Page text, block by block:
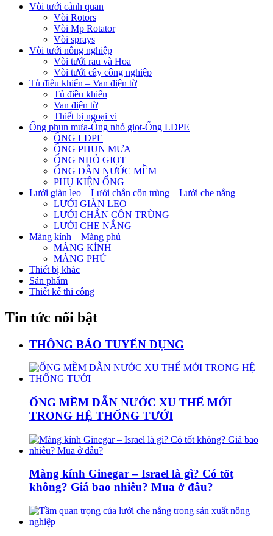
Vòi tưới cảnh quan
Vòi Rotors
Vòi Mp Rotator
Vòi sprays
Vòi tưới nông nghiệp
Vòi tưới rau và Hoa
Vòi tưới cây công nghiệp
Tủ điều khiển – Van điện từ
Tủ điều khiển
Van điện từ
Thiết bị ngoại vi
Ống phun mưa-Ống nhỏ giọt-Ống LDPE
ỐNG LDPE
ỐNG PHUN MƯA
ỐNG NHỎ GIỌT
ỐNG DẪN NƯỚC MỀM
PHỤ KIỆN ỐNG
Lưới giàn leo – Lưới chắn côn trùng – Lưới che nắng
LƯỚI GIÀN LEO
LƯỚI CHẮN CÔN TRÙNG
LƯỚI CHE NẮNG
Màng kính – Màng phủ
MÀNG KÍNH
MÀNG PHỦ
Thiết bị khác
Sản phẩm
Thiết kế thi công
Tin tức nổi bật
THÔNG BÁO TUYỂN DỤNG
ỐNG MỀM DẪN NƯỚC XU THẾ MỚI
TRONG HỆ THỐNG TƯỚI
Màng kính Ginegar – Israel là gì? Có tốt
không? Giá bao nhiêu? Mua ở đâu?